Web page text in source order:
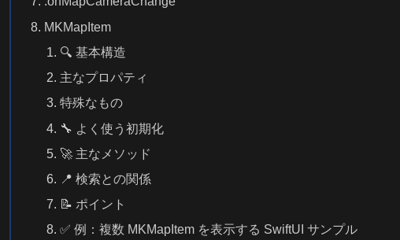
MKMapItem
🔍 基本構造
主なプロパティ
特殊なもの
🔧 よく使う初期化
🚀 主なメソッド
📍 検索との関係
📝 ポイント
✅ 例：複数 MKMapItem を表示する SwiftUI サンプル